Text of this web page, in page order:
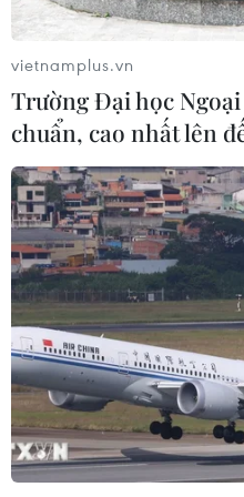
Campuchia nỗ lực bảo
07/08/2026 22:45
Áp thấp nhiệt đới trên
gây ảnh hưởng thế nào
07/08/2026 14:38
Nứt núi, Thanh Hóa sơ
nhiều hộ dân
07/08/2026 13:17
Cảnh báo lũ trên lưu vực
vietnamplus.vn
Trường Đại học
chuẩn, cao nhất lên